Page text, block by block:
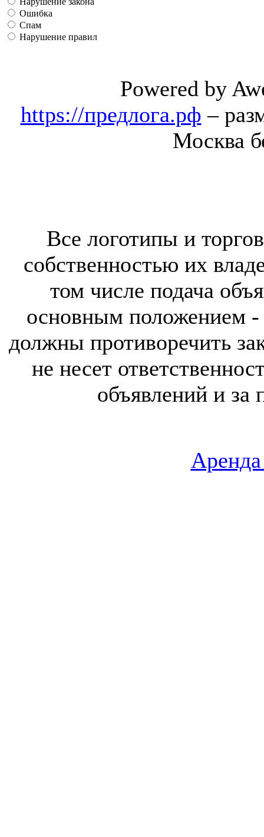
Ошибка
Спам
Нарушение правил
Powered by
https://предлога.рф –
Москва
Все логотипы и
собственностью их
том числе подача
основным положением -
должны противоречить
не несет
объявлений и за